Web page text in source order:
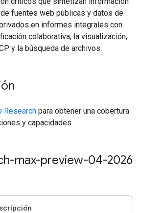
fuentes web públicas y datos de
en informes integrales con
colaborativa, la visualización,
y la búsqueda de archivos.
Research para obtener una cobertura
y capacidades.
max-preview-04-2026